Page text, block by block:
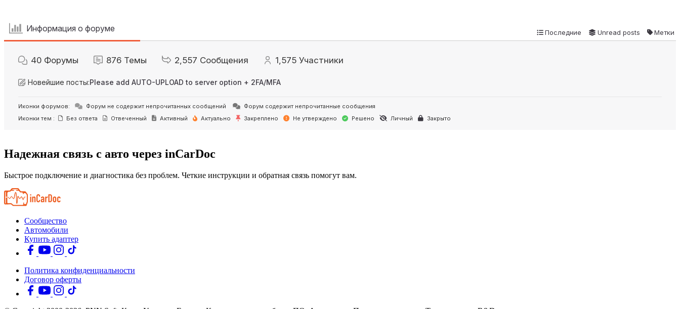
Информация о форуме Последние Unread posts Метки
40 Форумы 876 Темы 2,557 Сообщения 1,575 Участники
Новейшие посты:Please add AUTO-UPLOAD to server option + 2FA/MFA
Иконки форумов: Форум не содержит непрочитанных сообщений
Форум содержит непрочитанные сообщения
Иконки тем :
Без ответа Отвеченный Активный Актуально Закреплено Не утверждено Решено Личный Закрыто
Надежная связь с авто через inCarDoc
Быстрое подключение и диагностика без проблем. Четкие инструкции и обратная связь помогут вам.
Сообщество
Автомобили
Купить адаптер
Политика конфиденциальности
Договор оферты